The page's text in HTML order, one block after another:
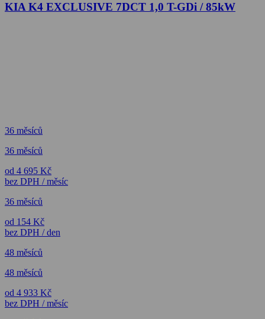
KIA K4 EXCLUSIVE 7DCT 1,0 T-GDi / 85kW
36 měsíců
36 měsíců
od 4 695 Kč
bez DPH / měsíc
36 měsíců
od 154 Kč
bez DPH / den
48 měsíců
48 měsíců
od 4 933 Kč
bez DPH / měsíc